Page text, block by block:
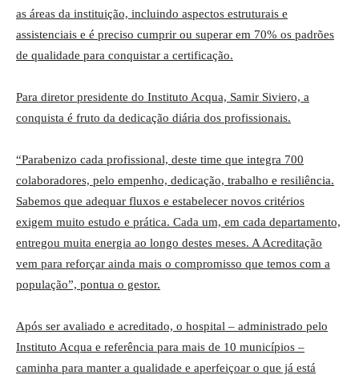
as áreas da instituição, incluindo aspectos estruturais e
assistenciais e é preciso cumprir ou superar em 70% os padrões
de qualidade para conquistar a certificação.
Para diretor presidente do Instituto Acqua, Samir Siviero, a
conquista é fruto da dedicação diária dos profissionais.
“Parabenizo cada profissional, deste time que integra 700
colaboradores, pelo empenho, dedicação, trabalho e resiliência.
Sabemos que adequar fluxos e estabelecer novos critérios
exigem muito estudo e prática. Cada um, em cada departamento,
entregou muita energia ao longo destes meses. A Acreditação
vem para reforçar ainda mais o compromisso que temos com a
população”, pontua o gestor.
Após ser avaliado e acreditado, o hospital – administrado pelo
Instituto Acqua e referência para mais de 10 municípios –
caminha para manter a qualidade e aperfeiçoar o que já está